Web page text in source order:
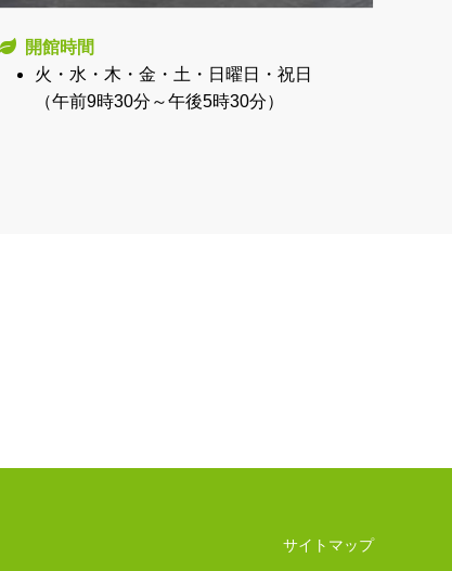
開館時間
火・水・木・金・土・日曜日・祝日
（午前9時30分～午後5時30分）
サイトマップ